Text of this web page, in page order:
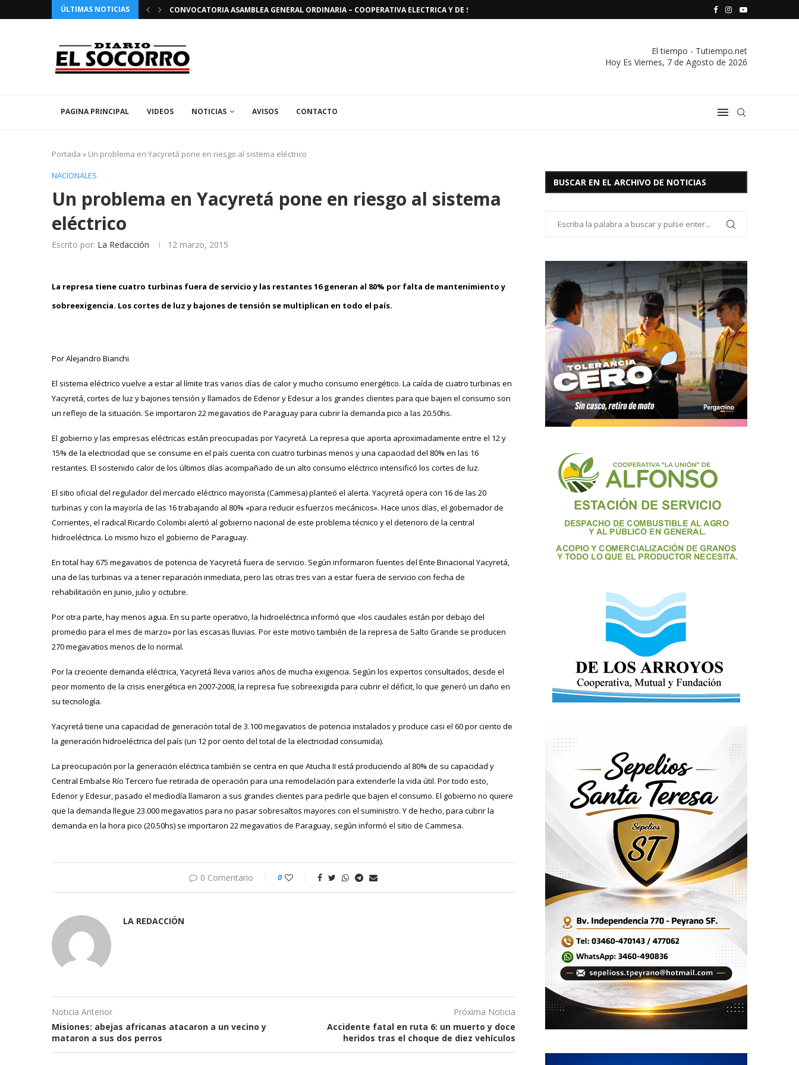
ÚLTIMAS NOTICIAS
PATRONALES 2026 EN EL SOCORRO CONVOCATORIA ASAMBLEA GENERAL ORDINARIA – COOPERATIVA ELECTRICA Y DE SERVICIOS PUBLICOS VIVIENDA Y CREDITO DE EL SOCORRO LTDA.
COMUNICADO IMPORTANTE DE LA COOPERATIVA
El tiempo - Tutiempo.net
Hoy Es Viernes, 7 de Agosto de 2026
PAGINA PRINCIPAL VIDEOS NOTICIAS AVISOS CONTACTO
Portada » Un problema en Yacyretá pone en riesgo al sistema eléctrico
NACIONALES
Un problema en Yacyretá pone en riesgo al sistema
eléctrico
Escrito por: La Redacción 12 marzo, 2015
La represa tiene cuatro turbinas fuera de servicio y las restantes 16 generan al 80% por falta de mantenimiento y
sobreexigencia. Los cortes de luz y bajones de tensión se multiplican en todo el país.
Por Alejandro Bianchi
El sistema eléctrico vuelve a estar al límite tras varios días de calor y mucho consumo energético. La caída de cuatro turbinas en
Yacyretá, cortes de luz y bajones tensión y llamados de Edenor y Edesur a los grandes clientes para que bajen el consumo son
un reflejo de la situación. Se importaron 22 megavatios de Paraguay para cubrir la demanda pico a las 20.50hs.
El gobierno y las empresas eléctricas están preocupadas por Yacyretá. La represa que aporta aproximadamente entre el 12 y
15% de la electricidad que se consume en el país cuenta con cuatro turbinas menos y una capacidad del 80% en las 16
restantes. El sostenido calor de los últimos días acompañado de un alto consumo eléctrico intensificó los cortes de luz.
El sitio oficial del regulador del mercado eléctrico mayorista (Cammesa)planteó el alerta. Yacyretá opera con 16 de las 20
turbinas y con la mayoría de las 16 trabajando al 80% «para reducir esfuerzos mecánicos». Hace unos días, el gobernador de
Corrientes, el radical Ricardo Colombi alertó al gobierno nacional de este problema técnico y el deterioro de la central
hidroeléctrica. Lo mismo hizo el gobierno de Paraguay.
En total hay 675 megavatios de potencia de Yacyretá fuera de servicio. Según informaron fuentes del Ente Binacional Yacyretá,
una de las turbinas va a tener reparación inmediata, pero las otras tres van a estar fuera de servicio con fecha de
rehabilitación en junio, julio y octubre.
Por otra parte, hay menos agua. En su parte operativo, la hidroeléctrica informó que «los caudales están por debajo del
promedio para el mes de marzo» por las escasas lluvias. Por este motivo también de la represa de Salto Grande se producen
270 megavatios menos de lo normal.
Por la creciente demanda eléctrica, Yacyretá lleva varios años de mucha exigencia. Según los expertos consultados, desde el
peor momento de la crisis energética en 2007-2008, la represa fue sobreexigida para cubrir el déficit, lo que generó un daño en
su tecnología.
Yacyretá tiene una capacidad de generación total de 3.100 megavatios de potencia instalados y produce casi el 60 por ciento de
la generación hidroeléctrica del país (un 12 por ciento del total de la electricidad consumida).
La preocupación por la generación eléctrica también se centra en que Atucha II está produciendo al 80% de su capacidad y
Central Embalse Río Tercero fue retirada de operación para una remodelación para extenderle la vida útil. Por todo esto,
Edenor y Edesur, pasado el mediodía llamaron a sus grandes clientes para pedirle que bajen el consumo. El gobierno no quiere
que la demanda llegue 23.000 megavatios para no pasar sobresaltos mayores con el suministro. Y de hecho, para cubrir la
demanda en la hora pico (20.50hs) se importaron 22 megavatios de Paraguay, según informó el sitio de Cammesa.
0 Comentario 0
LA REDACCIÓN
Noticia Anterior
Misiones: abejas africanas atacaron a un vecino y
mataron a sus dos perros
Próxima Noticia
Accidente fatal en ruta 6: un muerto y doce
heridos tras el choque de diez vehículos
BUSCAR EN EL ARCHIVO DE NOTICIAS